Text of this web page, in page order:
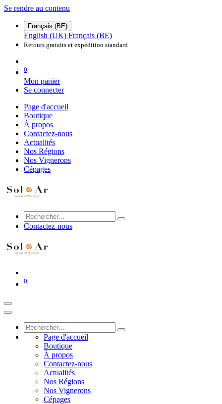
Se rendre au contenu
Français (BE)
English (UK) Français (BE)
Retours gratuits et expédition standard
0
Mon panier
Se connecter
Page d'accueil
Boutique
À propos
Contactez-nous
Actualités
Nos Régions
Nos Vignerons
Cépages
Contactez-nous
0
Page d'accueil
Boutique
À propos
Contactez-nous
Actualités
Nos Régions
Nos Vignerons
Cépages